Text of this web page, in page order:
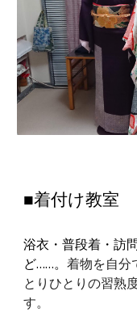
■着付け教室
浴衣・普段着・訪
ど……。着物を自分
とりひとりの習熟
す。